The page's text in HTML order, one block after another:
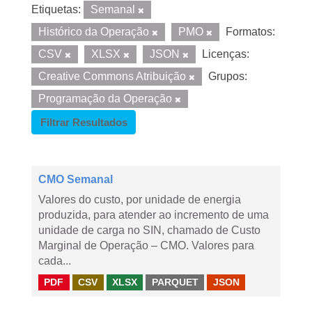
Etiquetas:
Semanal
Histórico da Operação
PMO
Formatos:
CSV
XLSX JSON
Licenças:
Creative Commons Atribuição
Grupos:
Programação da Operação
Filtrar Resultados
CMO Semanal
Valores do custo, por unidade de energia
produzida, para atender ao incremento de uma
unidade de carga no SIN, chamado de Custo
Marginal de Operação – CMO. Valores para
cada...
PDF CSV XLSX PARQUET JSON